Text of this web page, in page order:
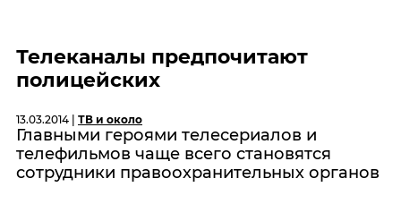
Телеканалы предпочитают
полицейских
13.03.2014 | ТВ и около
Главными героями телесериалов и
телефильмов чаще всего становятся
сотрудники правоохранительных органов